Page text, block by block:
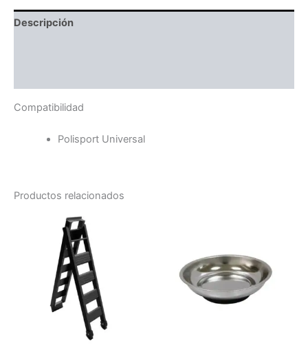
Descripción
Compatibilidad
Polisport Universal
Productos relacionados